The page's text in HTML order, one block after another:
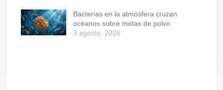
Bacterias en la atmósfera cruzan
océanos sobre motas de polvo
3 agosto, 2026